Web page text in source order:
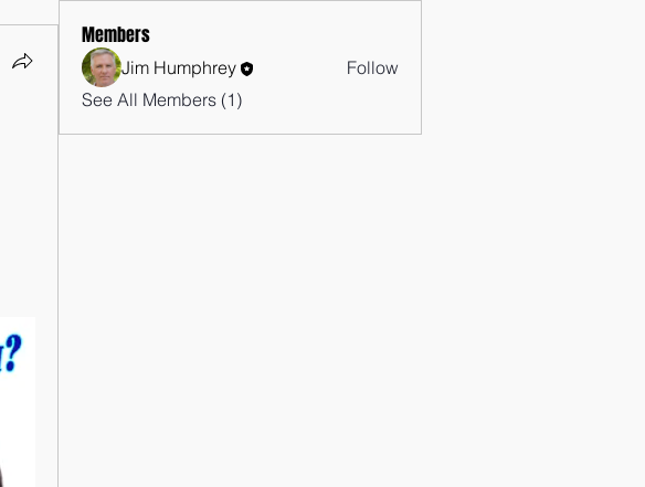
Members
Jim Humphrey
Follow
See All Members (1)